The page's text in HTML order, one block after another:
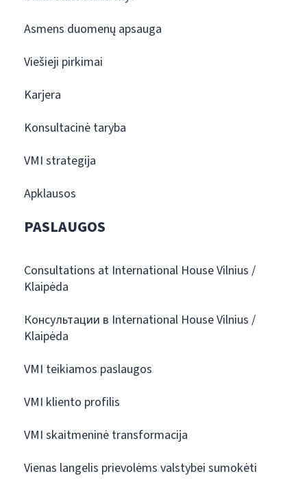
Asmens duomenų apsauga
Viešieji pirkimai
Karjera
Konsultacinė taryba
VMI strategija
Apklausos
PASLAUGOS
Consultations at International House Vilnius /
Klaipėda
Консультации в International House Vilnius /
Klaipėda
VMI teikiamos paslaugos
VMI kliento profilis
VMI skaitmeninė transformacija
Vienas langelis prievolėms valstybei sumokėti